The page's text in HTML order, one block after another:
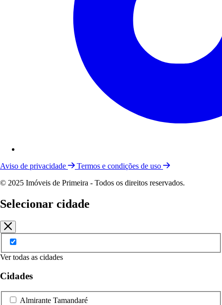
Aviso de privacidade
Termos e condições de uso
© 2025 Imóveis de Primeira - Todos os direitos reservados.
Selecionar cidade
Ver todas as cidades
Cidades
Almirante Tamandaré